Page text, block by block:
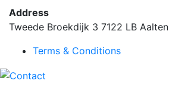
Address
Tweede Broekdijk 3 7122 LB Aalten
Terms & Conditions